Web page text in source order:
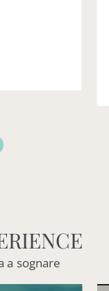
a sognare